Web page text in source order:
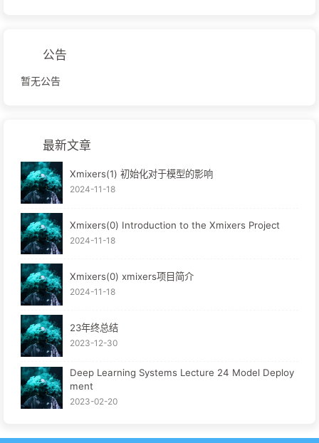
公告
暂无公告
最新文章
Xmixers(1) 初始化对于模型的影响
2024-11-18
Xmixers(0) Introduction to the Xmixers Project
2024-11-18
Xmixers(0) xmixers项目简介
2024-11-18
23年终总结
2023-12-30
Deep Learning Systems Lecture 24 Model Deploy
ment
2023-02-20